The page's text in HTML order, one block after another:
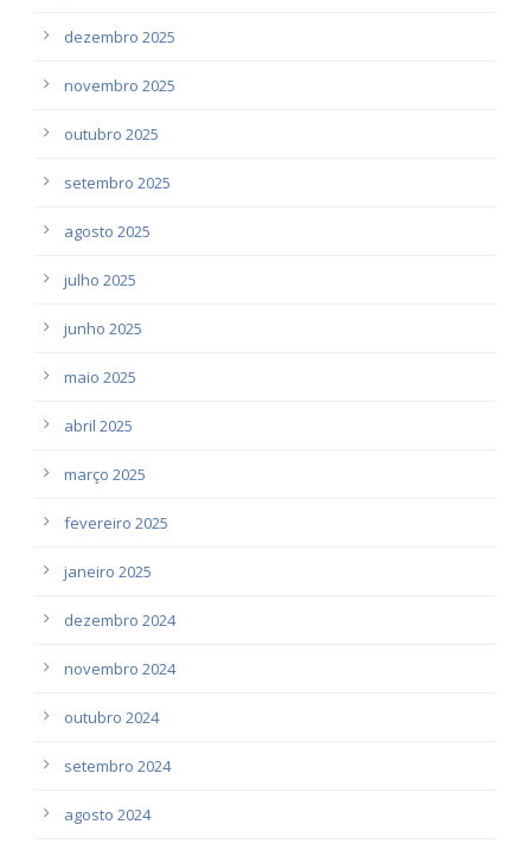
dezembro 2025
novembro 2025
outubro 2025
setembro 2025
agosto 2025
julho 2025
junho 2025
maio 2025
abril 2025
março 2025
fevereiro 2025
janeiro 2025
dezembro 2024
novembro 2024
outubro 2024
setembro 2024
agosto 2024